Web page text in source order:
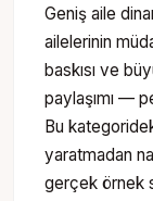
Geniş aile
ailelerinin
baskısı ve
paylaşımı —
Bu
yaratmadan
gerçek örnek